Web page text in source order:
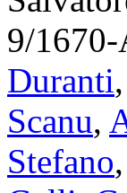
9/
Duranti,
Scanu,
Stefano,